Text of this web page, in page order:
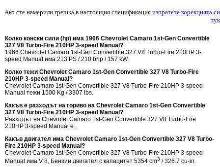
Ако сте намерили грешка в настоящия спецификация изпратете корекцията си
тук
Колко конски сили (hp) има 1966 Chevrolet Camaro 1st-Gen Convertible
327 V8 Turbo-Fire 210HP 3-speed Manual?
1966 Chevrolet Camaro 1st-Gen Convertible 327 V8 Turbo-Fire 210HP 3-
speed Manual има 213 PS / 210 bhp / 157 kW.
Колко тежи Chevrolet Camaro 1st-Gen Convertible 327 V8 Turbo-Fire
210HP 3-speed Manual?
Chevrolet Camaro 1st-Gen Convertible 327 V8 Turbo-Fire 210HP 3-speed
Manual тежи 1500 Kg / 3307 lbs.
Какъв е разходът на гориво на Chevrolet Camaro 1st-Gen Convertible
327 V8 Turbo-Fire 210HP 3-speed Manual?
Разходът на Chevrolet Camaro 1st-Gen Convertible 327 V8 Turbo-Fire
210HP 3-speed Manual е .
Какъв двигател има Chevrolet Camaro 1st-Gen Convertible 327 V8 Turbo-
Fire 210HP 3-speed Manual?
Chevrolet Camaro 1st-Gen Convertible 327 V8 Turbo-Fire 210HP 3-speed
Manual има V 8, Бензин двигател с капацитет 5354 cm3 / 326.7 cu-in.